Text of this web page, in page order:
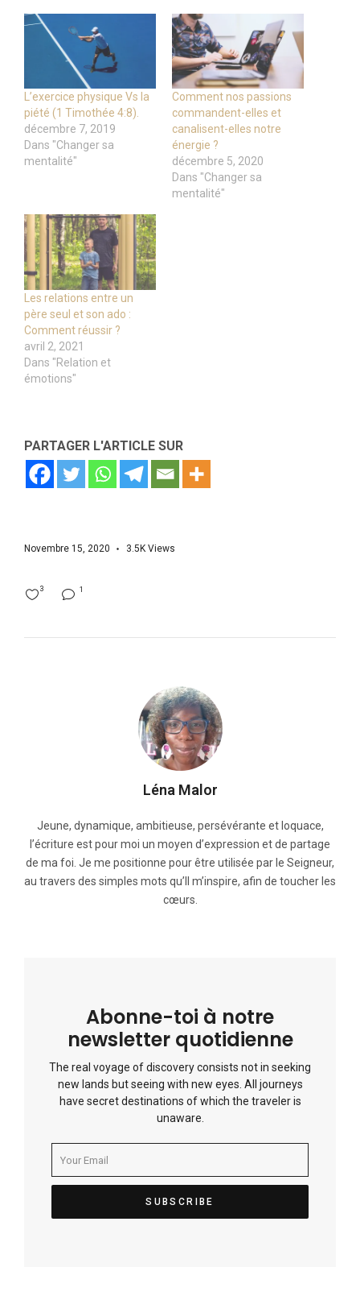
L’exercice physique Vs la
piété (1 Timothée 4:8).
décembre 7, 2019
Dans "Changer sa
mentalité"
Comment nos passions
commandent-elles et
canalisent-elles notre
énergie ?
décembre 5, 2020
Dans "Changer sa
mentalité"
Les relations entre un
père seul et son ado :
Comment réussir ?
avril 2, 2021
Dans "Relation et
émotions"
PARTAGER L'ARTICLE SUR
Novembre 15, 2020 3.5K Views
1
3
Léna Malor
Jeune, dynamique, ambitieuse, persévérante et loquace,
l’écriture est pour moi un moyen d’expression et de partage
de ma foi. Je me positionne pour être utilisée par le Seigneur,
au travers des simples mots qu’Il m’inspire, afin de toucher les
cœurs.
Abonne-toi à notre
newsletter quotidienne
The real voyage of discovery consists not in seeking
new lands but seeing with new eyes. All journeys
have secret destinations of which the traveler is
unaware.